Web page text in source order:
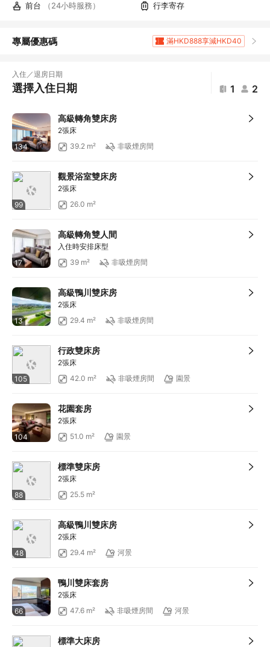
前台
（24小時服務） 行李寄存
專屬優惠碼
滿HKD888享減HKD40
滿HKD800享減HKD50
入住／退房日期
選擇入住日期 1 2
134
高級轉角雙床房
2張床
39.2 m²
非吸煙房間
99
觀景浴室雙床房
2張床
26.0 m²
17
高級轉角雙人間
入住時安排床型
39 m²
非吸煙房間
13
高級鴨川雙床房
2張床
29.4 m²
非吸煙房間
105
行政雙床房
2張床
42.0 m²
非吸煙房間 園景
104
花園套房
2張床
51.0 m²
園景
88
標準雙床房
2張床
25.5 m²
48
高級鴨川雙床房
2張床
29.4 m²
河景
66
鴨川雙床套房
2張床
47.6 m²
非吸煙房間 河景
標準大床房